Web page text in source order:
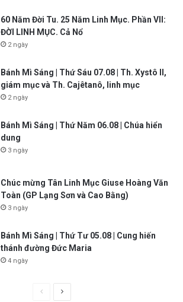
60 Năm Đời Tu. 25 Năm Linh Mục. Phần VII:
ĐỜI LINH MỤC. Cả Nổ
2 ngày
Bánh Mì Sáng | Thứ Sáu 07.08 | Th. Xystô II,
giám mục và Th. Cajêtanô, linh mục
2 ngày
Bánh Mì Sáng | Thứ Năm 06.08 | Chúa hiển
dung
3 ngày
Chúc mừng Tân Linh Mục Giuse Hoàng Văn
Toàn (GP Lạng Sơn và Cao Bằng)
3 ngày
Bánh Mì Sáng | Thứ Tư 05.08 | Cung hiến
thánh đường Đức Maria
4 ngày